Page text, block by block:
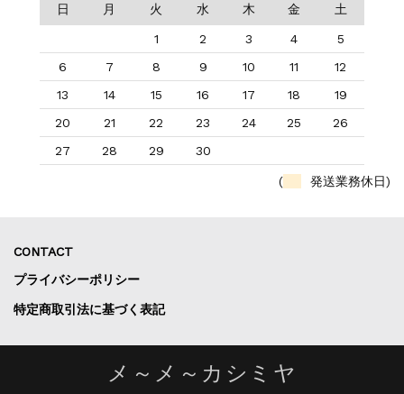
日 月 火 水 木 金 土
1 2 3 4
5
6
7 8 9 10 11
12
13
14 15 16 17 18
19
20
21 22 23 24 25
26
27
28 29 30
( 発送業務休日)
CONTACT
プライバシーポリシー
特定商取引法に基づく表記
メ～メ～カシミヤ